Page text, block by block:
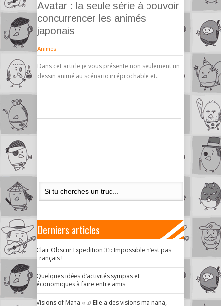
Avatar : la seule série à pouvoir
concurrencer les animés
japonais
Animes
Dans cet article je vous présente non seulement un
dessin animé au scénario irréprochable et..
Derniers articles
Clair Obscur Expedition 33: Impossible n’est pas
Français !
Quelques idées d’activités sympas et
économiques à faire entre amis
Visions of Mana « ♫ Elle a des visions ma nana,